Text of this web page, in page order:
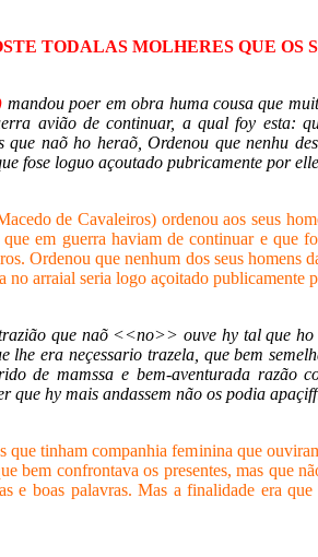
TODALAS MOLHERES QUE OS
mandou poer em obra humacousa que
avião de continuar, a qual foy esta:
naõ ho heraõ, Ordenou que nenhu
fose loguo açoutado pubricamente por
de Cavaleiros) ordenou aos seus
em guerra haviam de continuar e que
Ordenou que nenhum dos seus homens
no arraial seria logo açoitado publicamente
que naõ <<no>> ouve hy tal que
lhe era neçessario trazela, que bem
de mamssa e bem-aventurada razão
que hy mais andassem não os podia
que tinham companhia feminina que
bem confrontava os presentes, mas que
boas palavras. Mas a finalidade era